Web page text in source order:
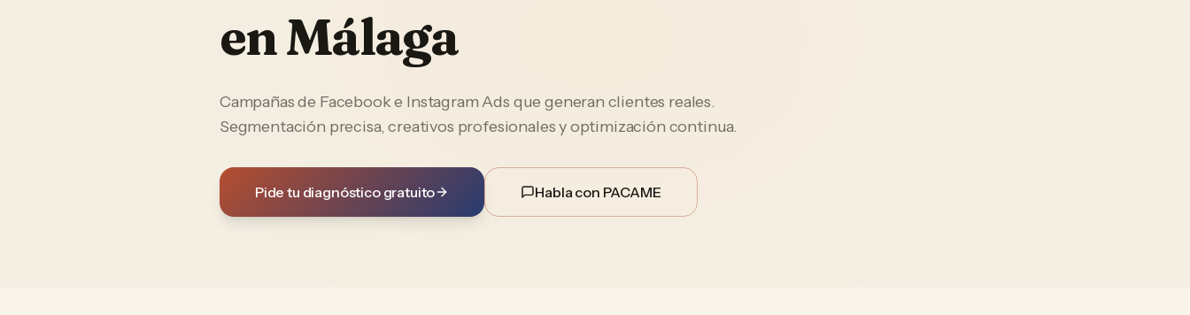
enMálaga
Campañas de Facebook e Instagram Ads que generan clientes reales.
Segmentación precisa, creativos profesionales y optimización continua.
Pide tu diagnóstico gratuito Habla con PACAME